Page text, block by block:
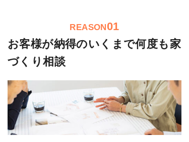
REASON01
お客様が納得のいくまで何度も家
づくり相談